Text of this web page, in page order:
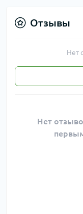
Отзывы
Нет
Нет